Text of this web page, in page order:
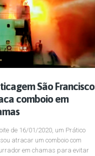
São Francisco
comboio em
de 16/01/2020, um Prático
atracar um comboio com
em chamas para evitar